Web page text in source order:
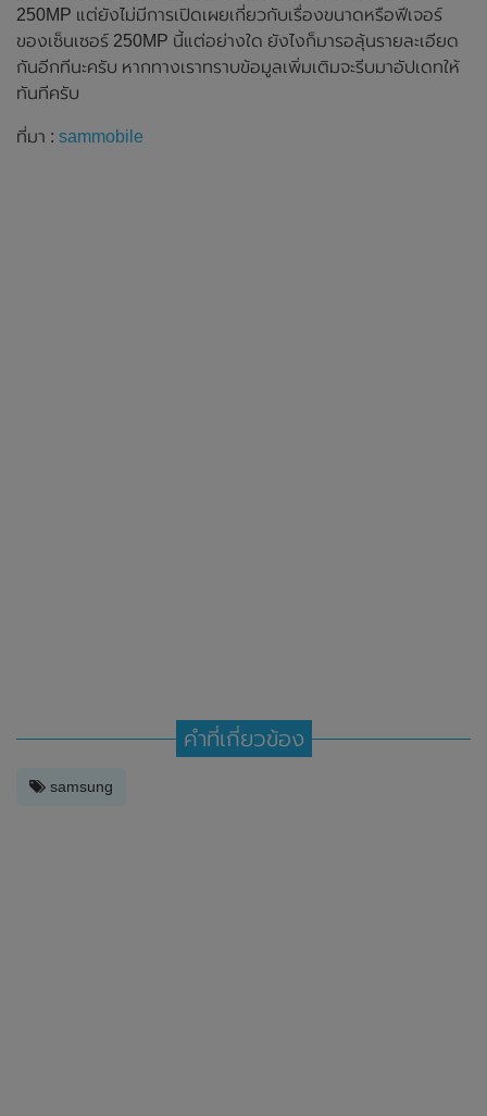
250MP แต่ยังไม่มีการเปิดเผยเกี่ยวกับเรื่องขนาดหรือฟีเจอร์
ของเซ็นเซอร์ 250MP นี้แต่อย่างใด ยังไงก็มารอลุ้นรายละเอียด
กันอีกทีนะครับ หากทางเราทราบข้อมูลเพิ่มเติมจะรีบมาอัปเดทให้
ทันทีครับ
ที่มา : sammobile
คำที่เกี่ยวข้อง
samsung